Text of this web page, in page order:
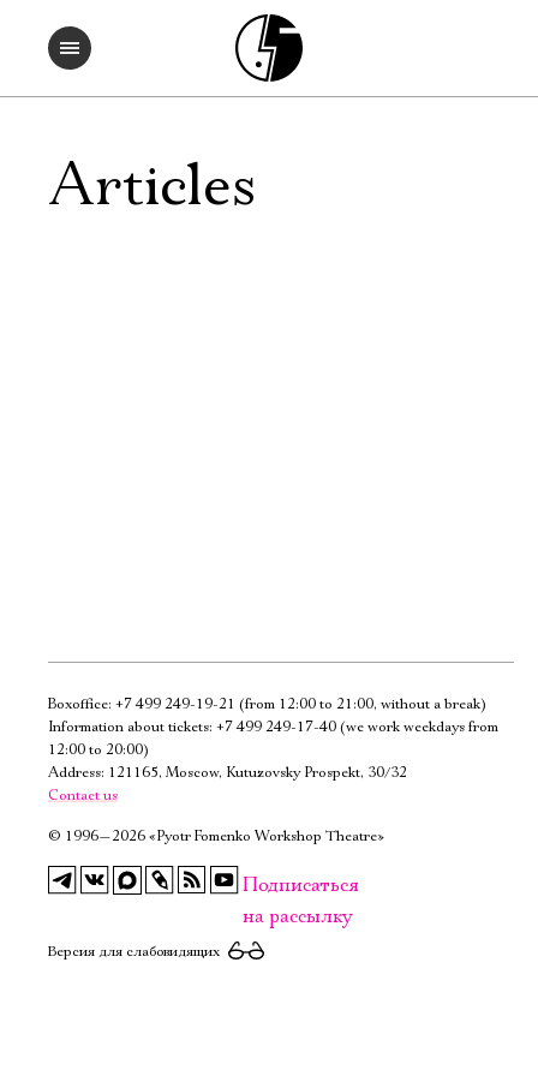
Articles
Boxoffice: +7 499 249-19-21 (from 12:00 to 21:00, without a break)
Information about tickets: +7 499 249-17-40 (we work weekdays from
12:00 to 20:00)
Address: 121165, Moscow, Kutuzovsky Prospekt, 30/32
Contact us
© 1996—2026 «Pyotr Fomenko Workshop Theatre»
Подписаться
на рассылку
Версия для слабовидящих
Электропочта
Ознакомиться